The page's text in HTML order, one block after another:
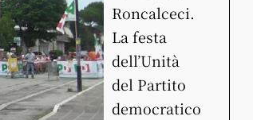
Roncalceci.
La festa
dell’Unità
del Partito
democratico